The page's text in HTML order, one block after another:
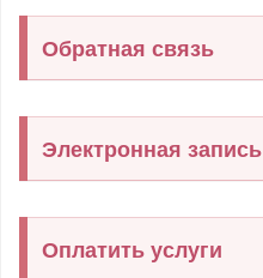
Обратная связь
Электронная запись
Оплатить услуги